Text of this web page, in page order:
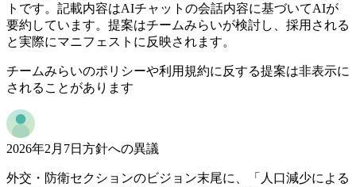
トです。記載内容はAIチャットの会話内容に基づいてAIが
要約しています。提案はチームみらいが検討し、採用される
と実際にマニフェストに反映されます。
チームみらいのポリシーや利用規約に反する提案は非表示に
されることがあります
2026年2月7日 方針への異議
外交・防衛セクションのビジョン末尾に、「人口減少による